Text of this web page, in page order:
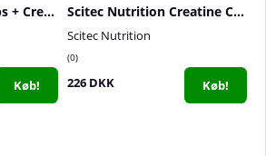
Super Shred, 90 caps + Creatine Monohydrate, 300 g
Køb!
Scitec Nutrition Creatine Caps, 250 Caps
Scitec Nutrition
0
226 DKK Køb!